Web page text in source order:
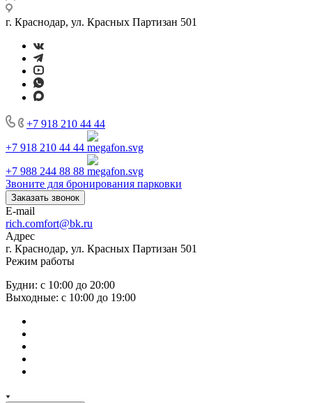
г. Краснодар, ул. Красных Партизан 501
+7 918 210 44 44
+7 918 210 44 44
+7 988 244 88 88
Звоните для бронирования парковки
Заказать звонок
E-mail
rich.comfort@bk.ru
Адрес
г. Краснодар, ул. Красных Партизан 501
Режим работы
Будни: с 10:00 до 20:00
Выходные: с 10:00 до 19:00